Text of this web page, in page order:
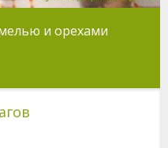
и орехами